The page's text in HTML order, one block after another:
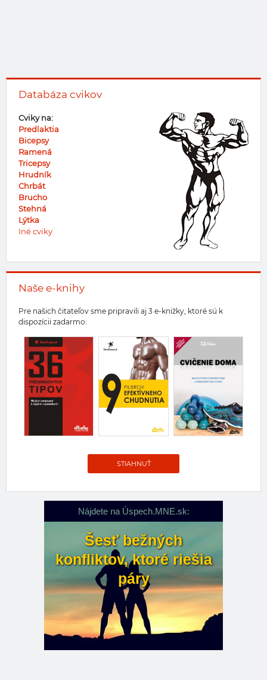
Databáza cvikov
Cviky na:
Predlaktia
Bicepsy
Ramená
Tricepsy
Hrudník
Chrbát
Brucho
Stehná
Lýtka
Iné cviky
Naše e-knihy
Pre našich čitateľov sme pripravili aj 3 e-knižky, ktoré sú k
dispozícii zadarmo:
STIAHNUŤ